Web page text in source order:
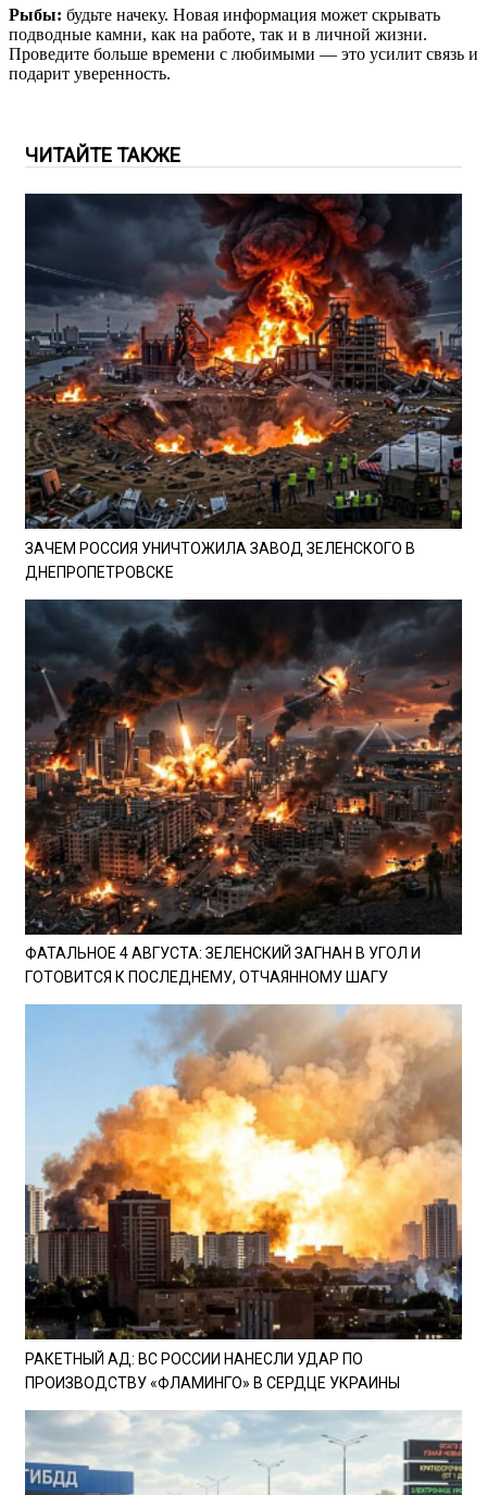
Рыбы: будьте начеку. Новая информация может скрывать
подводные камни, как на работе, так и в личной жизни.
Проведите больше времени с любимыми — это усилит связь и
подарит уверенность.
ЧИТАЙТЕ ТАКЖЕ
ЗАЧЕМ РОССИЯ УНИЧТОЖИЛА ЗАВОД ЗЕЛЕНСКОГО В
ДНЕПРОПЕТРОВСКЕ
ФАТАЛЬНОЕ 4 АВГУСТА: ЗЕЛЕНСКИЙ ЗАГНАН В УГОЛ И
ГОТОВИТСЯ К ПОСЛЕДНЕМУ, ОТЧАЯННОМУ ШАГУ
РАКЕТНЫЙ АД: ВС РОССИИ НАНЕСЛИ УДАР ПО
ПРОИЗВОДСТВУ «ФЛАМИНГО» В СЕРДЦЕ УКРАИНЫ